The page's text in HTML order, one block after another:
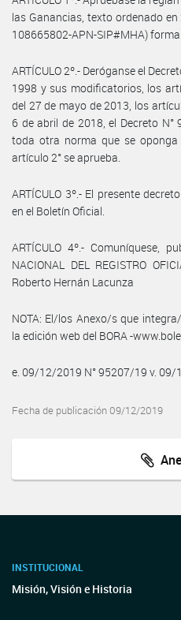
las Ganancias, texto ordenado
108665802-APN-SIP#MHA)
ARTÍCULO 2º.- Deróganse el
1998 y sus modificatorios, los
del 27 de mayo de 2013, los
6 de abril de 2018, el Decreto
toda otra norma que se
artículo 2° se aprueba.
ARTÍCULO 3º.- El presente
en el Boletín Oficial.
ARTÍCULO 4º.- Comuníquese,
NACIONAL DEL REGISTRO
Roberto Hernán Lacunza
NOTA: El/los Anexo/s que
la edición web del BORA -
e. 09/12/2019 N° 95207/19 v. 09/
Fecha de publicación 09/12/2019
INSTITUCIONAL
Misión, Visión e Historia